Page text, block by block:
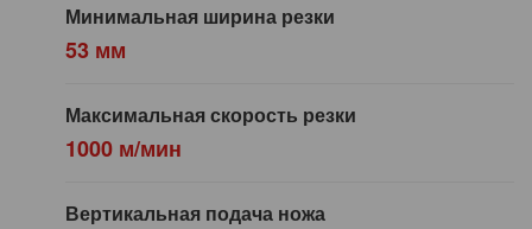
Минимальная ширина резки
53 мм
Максимальная скорость резки
1000 м/мин
Вертикальная подача ножа